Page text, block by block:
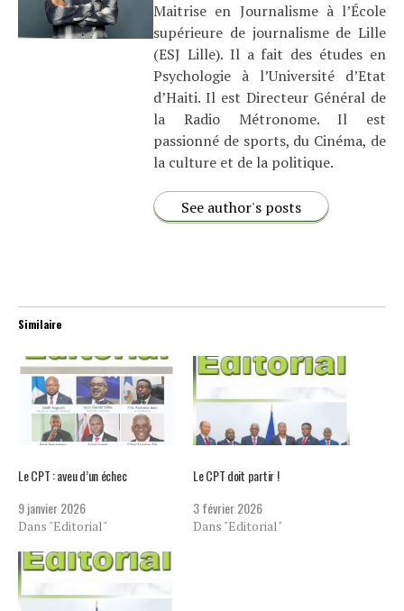
Maitrise en Journalisme à l’École
supérieure de journalisme de Lille
(ESJ Lille). Il a fait des études en
Psychologie à l’Université d’Etat
d’Haiti. Il est Directeur Général de
la Radio Métronome. Il est
passionné de sports, du Cinéma, de
la culture et de la politique.
See author's posts
Similaire
Le CPT : aveu d’un échec
9 janvier 2026
Dans "Editorial"
Le CPT doit partir !
3 février 2026
Dans "Editorial"